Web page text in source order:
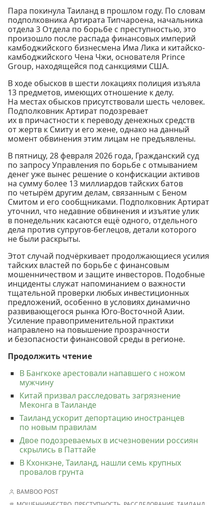
Пара покинула Таиланд в прошлом году. По словам
подполковника Артирата Типчароена, начальника
отдела 3 Отдела по борьбе с преступностью, это
произошло после распада финансовых империй
камбоджийского бизнесмена Има Лика и китайско-
камбоджийского Чена Чжи, основателя Prince
Group, находящейся под санкциями США.
В ходе обысков в шести локациях полиция изъяла
13 предметов, имеющих отношение к делу.
На местах обысков присутствовали шесть человек.
Подполковник Артират подозревает
их в причастности к переводу денежных средств
от жертв к Смиту и его жене, однако на данный
момент обвинения этим лицам не предъявлены.
В пятницу, 28 февраля 2026 года, Гражданский суд
по запросу Управления по борьбе с отмыванием
денег уже вынес решение о конфискации активов
на сумму более 13 миллиардов тайских батов
по четырём другим делам, связанным с Беном
Смитом и его сообщниками. Подполковник Артират
уточнил, что недавние обвинения и изъятие улик
в понедельник касаются ещё одного, отдельного
дела против супругов-беглецов, детали которого
не были раскрыты.
Этот случай подчёркивает продолжающиеся усилия
тайских властей по борьбе с финансовым
мошенничеством и защите инвесторов. Подобные
инциденты служат напоминанием о важности
тщательной проверки любых инвестиционных
предложений, особенно в условиях динамично
развивающегося рынка Юго-Восточной Азии.
Усиление правоприменительной практики
направлено на повышение прозрачности
и безопасности финансовой среды в регионе.
Продолжить чтение
В Бангкоке арестовали напавшего с ножом
мужчину
Китай призвал расследовать загрязнение
Меконга в Таиланде
Таиланд ускорит депортацию иностранцев
по новым правилам
Двое подозреваемых в исчезновении россиян
скрылись в Паттайе
В Кхонкэне, Таиланд, нашли семь крупных
провалов грунта
BAMBOO POST